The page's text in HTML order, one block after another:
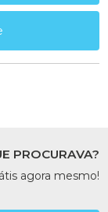
PROCURAVA?
agora mesmo!